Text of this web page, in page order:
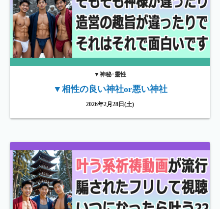
▼神秘･靈性
▼相性の良い神社or悪い神社
2026年2月28日(土)